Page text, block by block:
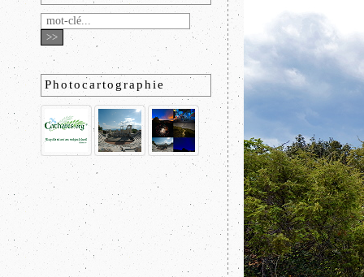
Photocartographie